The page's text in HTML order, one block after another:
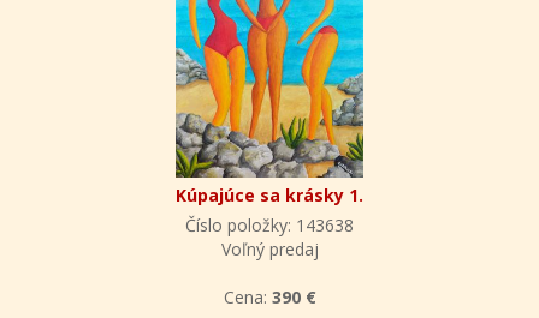
Kúpajúce sa krásky 1.
Číslo položky: 143638
Voľný predaj
Cena: 390 €